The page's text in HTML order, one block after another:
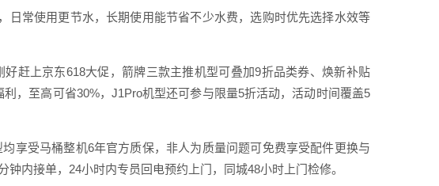
日常使用更节水，长期使用能节省不少水费，选购时优先选择水效等
赶上京东618大促，箭牌三款主推机型可叠加9折品类券、焕新补贴
，至高可省30%，J1Pro机型还可参与限量5折活动，活动时间覆盖5
享受马桶整机6年官方质保，非人为质量问题可免费享受配件更换与
内接单，24小时内专员回电预约上门，同城48小时上门检修。